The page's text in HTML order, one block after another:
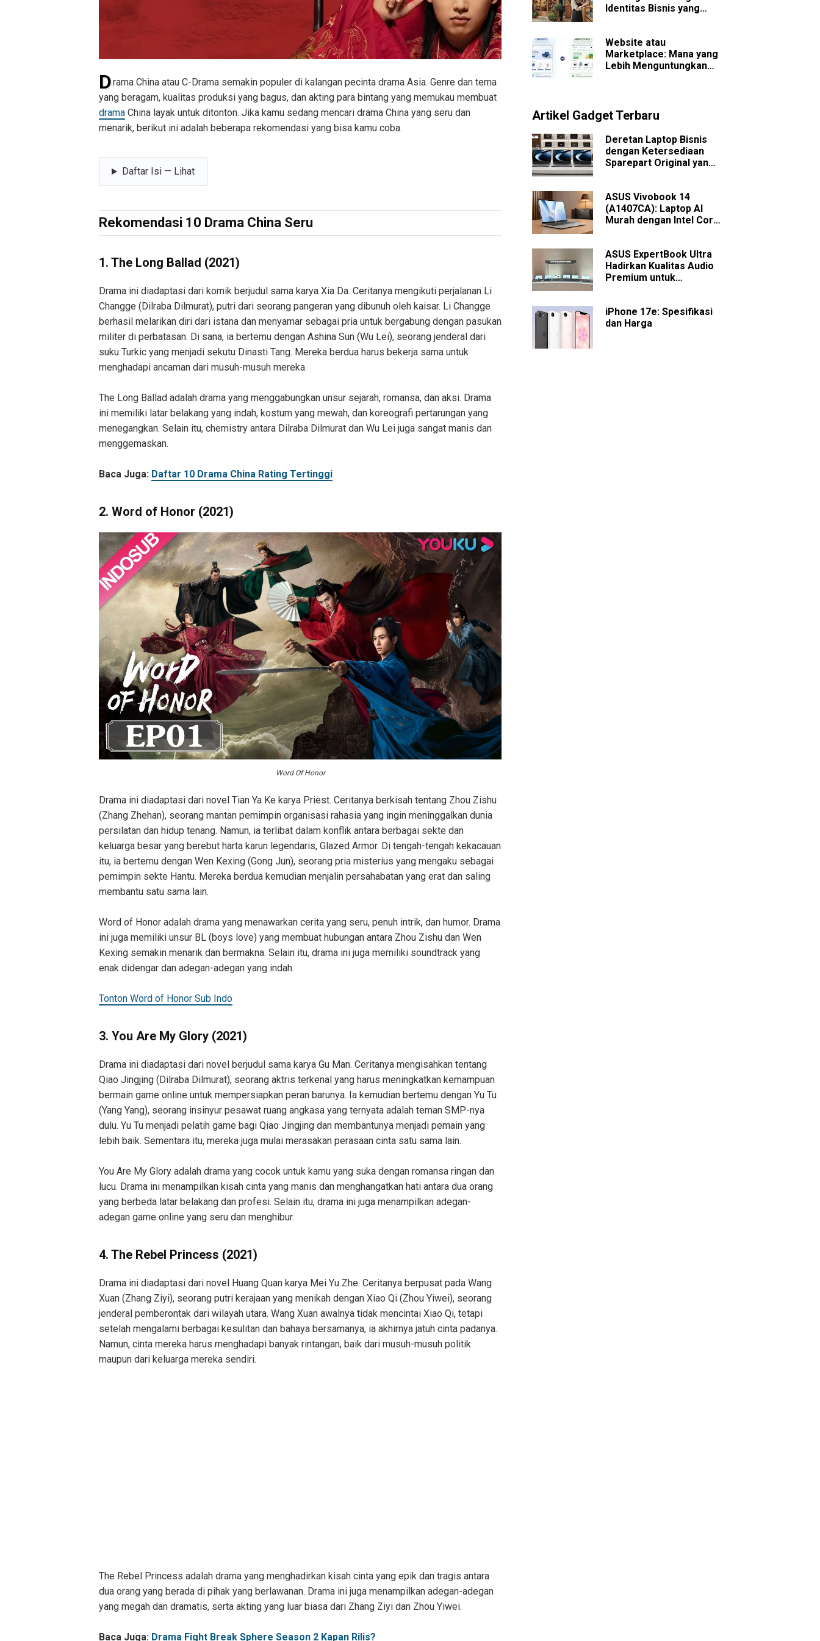
Drama China atau C-Drama semakin populer di kalangan pecinta drama Asia. Genre dan tema
yang beragam, kualitas produksi yang bagus, dan akting para bintang yang memukau membuat
drama China layak untuk ditonton. Jika kamu sedang mencari drama China yang seru dan
menarik, berikut ini adalah beberapa rekomendasi yang bisa kamu coba.
Daftar Isi — Lihat
Rekomendasi 10 Drama China Seru
1. The Long Ballad (2021)
Drama ini diadaptasi dari komik berjudul sama karya Xia Da. Ceritanya mengikuti perjalanan Li
Changge (Dilraba Dilmurat), putri dari seorang pangeran yang dibunuh oleh kaisar. Li Changge
berhasil melarikan diri dari istana dan menyamar sebagai pria untuk bergabung dengan pasukan
militer di perbatasan. Di sana, ia bertemu dengan Ashina Sun (Wu Lei), seorang jenderal dari
suku Turkic yang menjadi sekutu Dinasti Tang. Mereka berdua harus bekerja sama untuk
menghadapi ancaman dari musuh-musuh mereka.
The Long Ballad adalah drama yang menggabungkan unsur sejarah, romansa, dan aksi. Drama
ini memiliki latar belakang yang indah, kostum yang mewah, dan koreografi pertarungan yang
menegangkan. Selain itu, chemistry antara Dilraba Dilmurat dan Wu Lei juga sangat manis dan
menggemaskan.
Baca Juga: Daftar 10 Drama China Rating Tertinggi
2. Word of Honor (2021)
Word Of Honor
Drama ini diadaptasi dari novel Tian Ya Ke karya Priest. Ceritanya berkisah tentang Zhou Zishu
(Zhang Zhehan), seorang mantan pemimpin organisasi rahasia yang ingin meninggalkan dunia
persilatan dan hidup tenang. Namun, ia terlibat dalam konflik antara berbagai sekte dan
keluarga besar yang berebut harta karun legendaris, Glazed Armor. Di tengah-tengah kekacauan
itu, ia bertemu dengan Wen Kexing (Gong Jun), seorang pria misterius yang mengaku sebagai
pemimpin sekte Hantu. Mereka berdua kemudian menjalin persahabatan yang erat dan saling
membantu satu sama lain.
Word of Honor adalah drama yang menawarkan cerita yang seru, penuh intrik, dan humor. Drama
ini juga memiliki unsur BL (boys love) yang membuat hubungan antara Zhou Zishu dan Wen
Kexing semakin menarik dan bermakna. Selain itu, drama ini juga memiliki soundtrack yang
enak didengar dan adegan-adegan yang indah.
Tonton Word of Honor Sub Indo
3. You Are My Glory (2021)
Drama ini diadaptasi dari novel berjudul sama karya Gu Man. Ceritanya mengisahkan tentang
Qiao Jingjing (Dilraba Dilmurat), seorang aktris terkenal yang harus meningkatkan kemampuan
bermain game online untuk mempersiapkan peran barunya. Ia kemudian bertemu dengan Yu Tu
(Yang Yang), seorang insinyur pesawat ruang angkasa yang ternyata adalah teman SMP-nya
dulu. Yu Tu menjadi pelatih game bagi Qiao Jingjing dan membantunya menjadi pemain yang
lebih baik. Sementara itu, mereka juga mulai merasakan perasaan cinta satu sama lain.
You Are My Glory adalah drama yang cocok untuk kamu yang suka dengan romansa ringan dan
lucu. Drama ini menampilkan kisah cinta yang manis dan menghangatkan hati antara dua orang
yang berbeda latar belakang dan profesi. Selain itu, drama ini juga menampilkan adegan-
adegan game online yang seru dan menghibur.
4. The Rebel Princess (2021)
Drama ini diadaptasi dari novel Huang Quan karya Mei Yu Zhe. Ceritanya berpusat pada Wang
Xuan (Zhang Ziyi), seorang putri kerajaan yang menikah dengan Xiao Qi (Zhou Yiwei), seorang
jenderal pemberontak dari wilayah utara. Wang Xuan awalnya tidak mencintai Xiao Qi, tetapi
setelah mengalami berbagai kesulitan dan bahaya bersamanya, ia akhirnya jatuh cinta padanya.
Namun, cinta mereka harus menghadapi banyak rintangan, baik dari musuh-musuh politik
maupun dari keluarga mereka sendiri.
The Rebel Princess adalah drama yang menghadirkan kisah cinta yang epik dan tragis antara
dua orang yang berada di pihak yang berlawanan. Drama ini juga menampilkan adegan-adegan
yang megah dan dramatis, serta akting yang luar biasa dari Zhang Ziyi dan Zhou Yiwei.
Baca Juga: Drama Fight Break Sphere Season 2 Kapan Rilis?
Identitas Bisnis yang
Website atau
Marketplace: Mana yang
Lebih Menguntungkan
Artikel Gadget Terbaru
Deretan Laptop Bisnis
dengan Ketersediaan
Sparepart Original yang
ASUS Vivobook 14
(A1407CA): Laptop AI
Murah dengan Intel Core
ASUS ExpertBook Ultra
Hadirkan Kualitas Audio
Premium untuk
iPhone 17e: Spesifikasi
dan Harga